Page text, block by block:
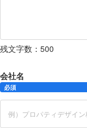
残文字数： 500
会社名
必須